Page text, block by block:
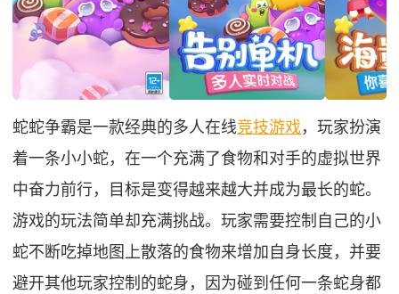
蛇蛇争霸是一款经典的多人在线竞技游戏 ，玩家扮演
着一条小小蛇，在一个充满了食物和对手的虚拟世界
中奋力前行，目标是变得越来越大并成为最长的蛇。
游戏的玩法简单却充满挑战。玩家需要控制自己的小
蛇不断吃掉地图上散落的食物来增加自身长度，并要
避开其他玩家控制的蛇身，因为碰到任何一条蛇身都